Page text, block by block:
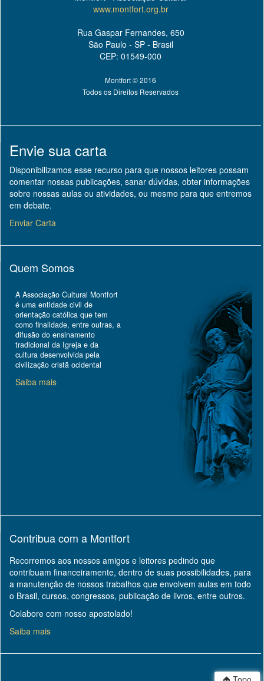
www.montfort.org.br
Rua Gaspar Fernandes, 650
São Paulo - SP - Brasil
CEP: 01549-000
Montfort © 2016
Todos os Direitos Reservados
Envie sua carta
Disponibilizamos esse recurso para que nossos leitores possam
comentar nossas publicações, sanar dúvidas, obter informações
sobre nossas aulas ou atividades, ou mesmo para que entremos
em debate.
Enviar Carta
Quem Somos
A Associação Cultural Montfort
é uma entidade civil de
orientação católica que tem
como finalidade, entre outras, a
difusão do ensinamento
tradicional da Igreja e da
cultura desenvolvida pela
civilização cristã ocidental
Saiba mais
Contribua com a Montfort
Recorremos aos nossos amigos e leitores pedindo que
contribuam financeiramente, dentro de suas possibilidades, para
a manutenção de nossos trabalhos que envolvem aulas em todo
o Brasil, cursos, congressos, publicação de livros, entre outros.
Colabore com nosso apostolado!
Saiba mais